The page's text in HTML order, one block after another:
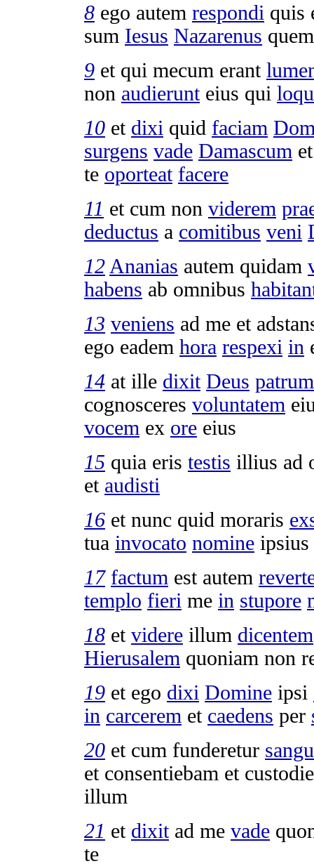
8 ego autem respondi quis
sum Iesus Nazarenus
9 et qui mecum erant
non audierunteius qui
10 et dixi quid faciam
surgens vade Damascum
te oporteat facere
11 et cum non viderem
deductus a comitibus veni
12 Ananias autem quidam
habens ab omnibus
13 veniens ad me et
ego eadem hora respexi in
14 at ille dixit Deus patrum
cognosceres voluntatem
vocem ex ore eius
15 quia eris testis illius ad
et audisti
16 et nunc quid moraris
tua invocato nomine ipsius
17 factum est autem
templo fieri me in stupore
18 et videre illum dicentem
Hierusalem quoniam non
19 et ego dixi Domine ipsi
in carcerem et caedens per
20 et cum funderetur
et consentiebam et
illum
21 et dixitad me vade
te